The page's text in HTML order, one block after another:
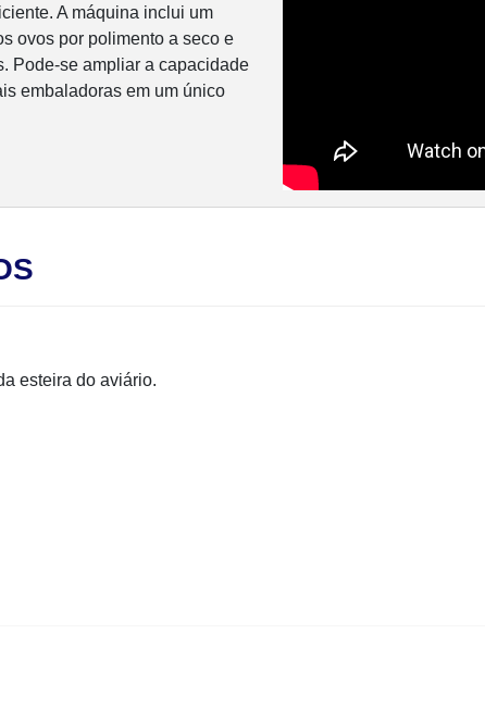
A máquina inclui um
ovos por polimento a seco e
Pode-se ampliar a capacidade
embaladoras em um único
esteira do aviário.